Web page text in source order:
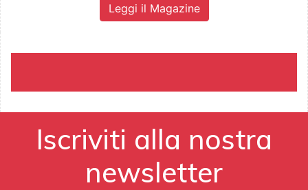
Leggi il Magazine
Iscriviti alla nostra
newsletter